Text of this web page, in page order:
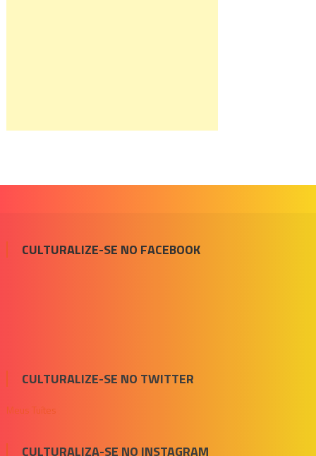
CULTURALIZE-SE NO FACEBOOK
CULTURALIZE-SE NO TWITTER
Meus Tuítes
CULTURALIZA-SE NO INSTAGRAM